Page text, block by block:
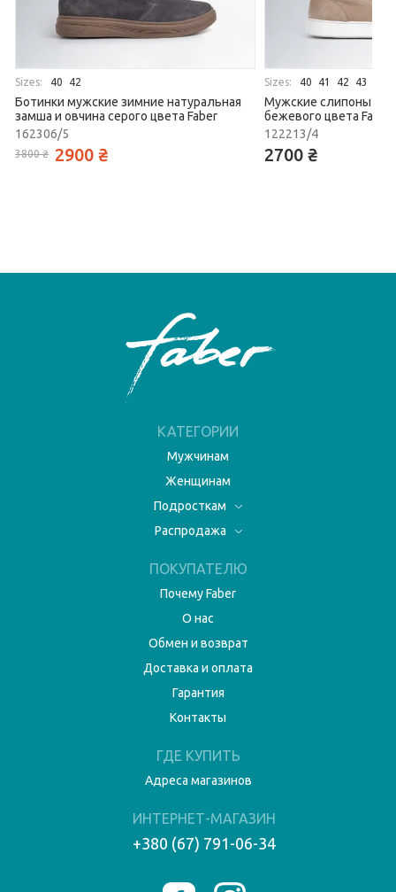
Sizes: 40 42
Ботинки мужские зимние натуральная
замша и овчина серого цвета Faber
162306/5
3800 ₴ 2900 ₴
Sizes: 40 41 42 43
Мужские слипоны
бежевого цвета Faber
122213/4
2700 ₴
КАТЕГОРИИ
Мужчинам
Женщинам
Подросткам
Распродажа
ПОКУПАТЕЛЮ
Почему Faber
О нас
Обмен и возврат
Доставка и оплата
Гарантия
Контакты
ГДЕ КУПИТЬ
Адреса магазинов
ИНТЕРНЕТ-МАГАЗИН
+380 (67) 791-06-34